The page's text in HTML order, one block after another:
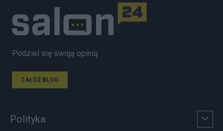
Podziel się swoją opinią
ZAŁÓŻ BLOG
Polityka